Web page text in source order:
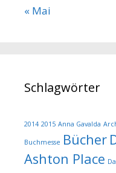
« Mai
Schlagwörter
2014 2015 Anna Gavalda
Buchmesse Bücher
Ashton Place